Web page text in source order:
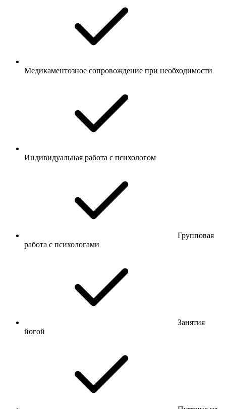
Медикаментозное сопровождение при необходимости
Индивидуальная работа с психологом
Групповая
работа с психологами
Занятия
йогой